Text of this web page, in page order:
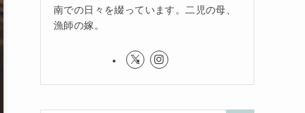
南での日々を綴っています。二児の母、
漁師の嫁。